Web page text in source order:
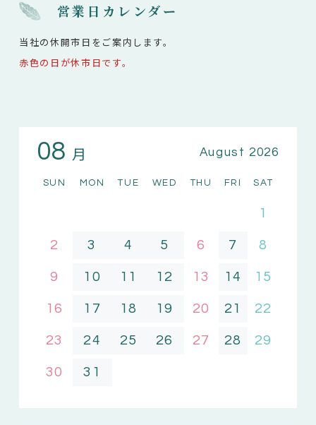
営業日カレンダー
当社の休開市日をご案内します。
赤色の日が休市日です。
08 月 August 2026
SUN MON TUE WED THU FRI SAT
1
2 3 4 5 6 7 8
9 10 11 12 13 14 15
16 17 18 19 20 21 22
23 24 25 26 27 28 29
30 31